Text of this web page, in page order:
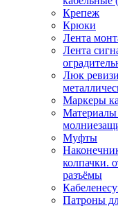
Крепеж
Крюки
Лента
Лента
Люк
Маркеры
Материалы
Муфты
колпачки.
разъёмы
Патроны